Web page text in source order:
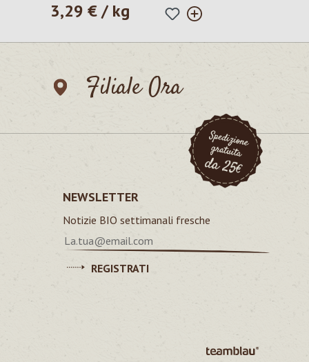
Prezzo normale:
3,29 € / kg
Filiale Ora
NEWSLETTER
Notizie BIO settimanali fresche
REGISTRATI